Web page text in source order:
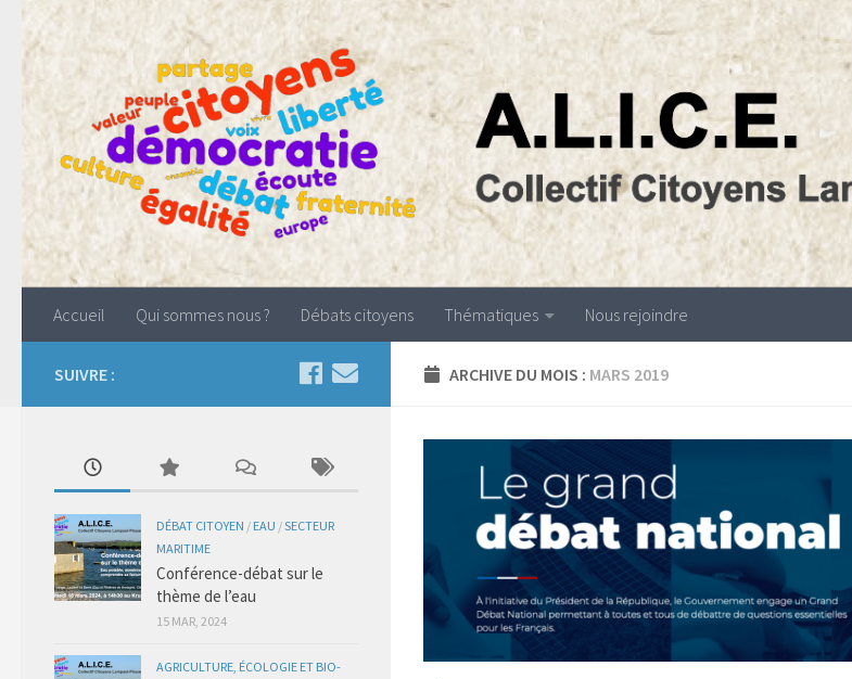
Accueil Qui sommes nous ? Débats citoyens Thématiques Nous rejoindre
ARCHIVE DU MOIS : MARS 2019
SUIVRE :
DÉBAT CITOYEN / EAU /SECTEUR
MARITIME
Conférence-débat sur le
thème de l’eau
15 MAR, 2024
AGRICULTURE, ÉCOLOGIE ET BIO-